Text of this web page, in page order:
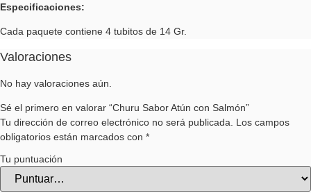
Especificaciones:
Cada paquete contiene 4 tubitos de 14 Gr.
Valoraciones
No hay valoraciones aún.
Sé el primero en valorar “Churu Sabor Atún con Salmón”
Tu dirección de correo electrónico no será publicada.
Los campos
obligatorios están marcados con *
Tu puntuación